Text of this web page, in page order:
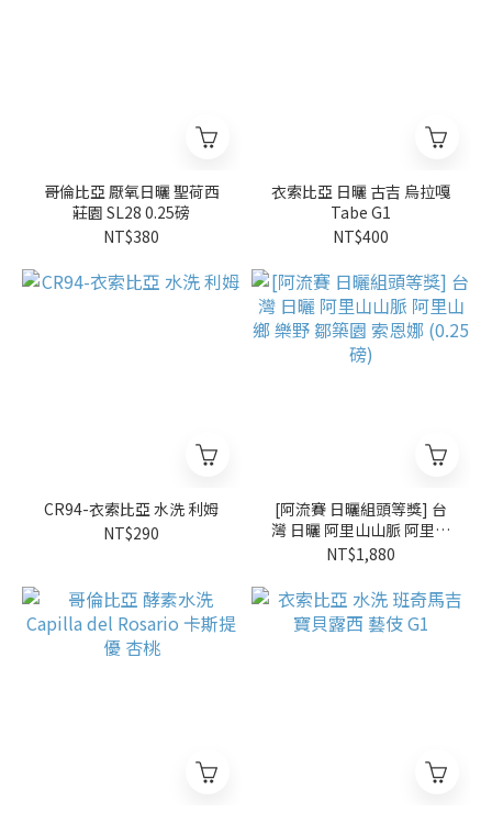
哥倫比亞 厭氧日曬 聖荷西
莊園 SL28 0.25磅
NT$380
衣索比亞 日曬 古吉 烏拉嘎
Tabe G1
NT$400
CR94-衣索比亞 水洗 利姆
NT$290
[阿流賽 日曬組頭等獎] 台
灣 日曬 阿里山山脈 阿里山
鄉 樂野 鄒築園 索恩娜
(0.25磅)
NT$1,880